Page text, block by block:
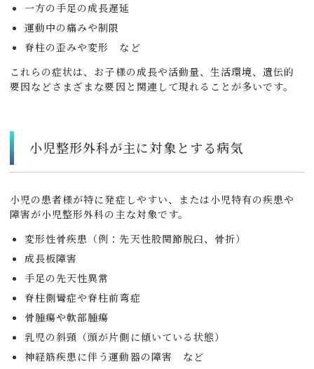
一方の手足の成長遅延
運動中の痛みや制限
脊柱の歪みや変形 など
これらの症状は、お子様の成長や活動量、生活環境、遺伝的
要因などさまざまな要因と関連して現れることが多いです。
小児整形外科が主に対象とする病気
小児の患者様が特に発症しやすい、または小児特有の疾患や
障害が小児整形外科の主な対象です。
変形性骨疾患（例：先天性股関節脱臼、骨折）
成長板障害
手足の先天性異常
脊柱側彎症や脊柱前弯症
骨腫瘍や軟部腫瘍
乳児の斜頸（頭が片側に傾いている状態）
神経筋疾患に伴う運動器の障害 など